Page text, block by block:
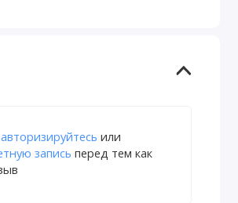
авторизируйтесь или
запись перед тем как